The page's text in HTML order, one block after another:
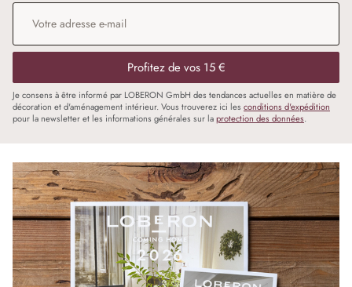
Adresse e-mail
Profitez de vos 15 €
Je consens à être informé par LOBERON GmbH des tendances actuelles en matière de
décoration et d'aménagement intérieur. Vous trouverez ici les conditions d'expédition
pour la newsletter et les informations générales sur laprotection des données.